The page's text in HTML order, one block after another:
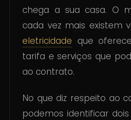
chega a sua casa. O
cada vez mais existem
eletricidade que
tarifa e serviços que
ao contrato.
No que diz respeito ao
podemos identificar